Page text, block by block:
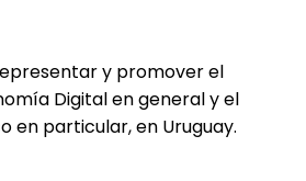
y promover el
Digital en general y el
en particular, en Uruguay.